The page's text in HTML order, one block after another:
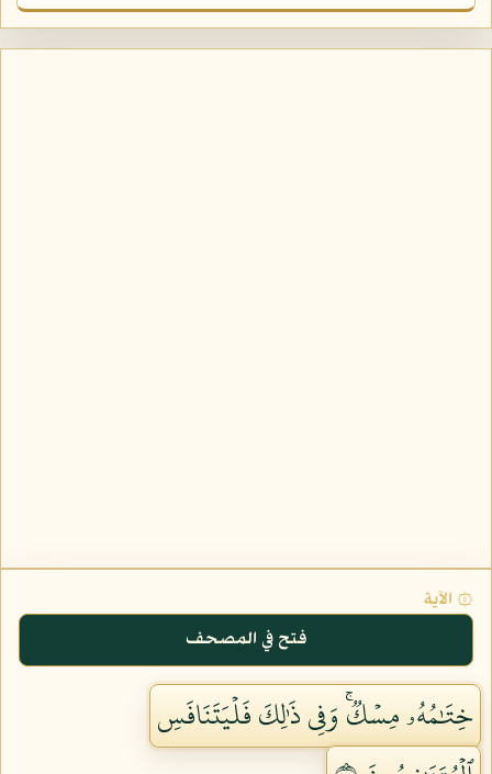
۞ الآية
فتح في المصحف
خِتَٰمُهُۥ مِسۡكٞۚ وَفِي ذَٰلِكَ فَلۡيَتَنَافَسِ